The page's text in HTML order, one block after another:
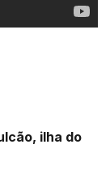
ilha do